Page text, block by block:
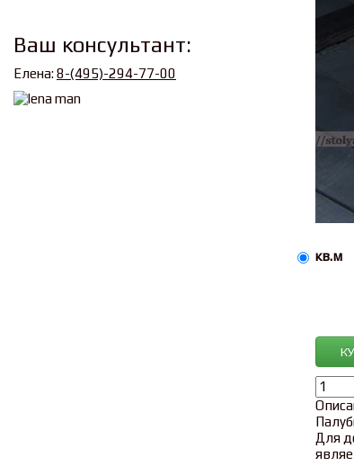
кв.м
Для
Ваш консультант:
Елена:8-(495)-294-77-00